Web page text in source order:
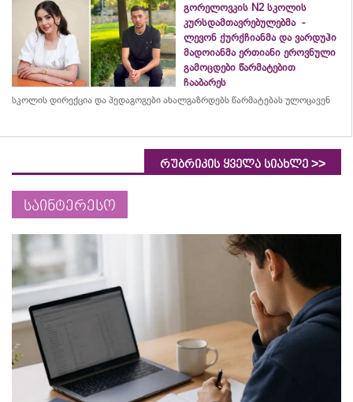
გორელოვკის N2 სკოლის
კურსდამთავრებულებმა -
ლევონ ქურქჩიანმა და ვარდუჰი
მადოიანმა ერთიანი ეროვნული
გამოცდები წარმატებით
ჩააბარეს
სკოლის დირექცია და პედაგოგები ახალგაზრდებს წარმატებას ულოცავენ
რუბრიკის ყველა სიახლე >>
საინტერესო